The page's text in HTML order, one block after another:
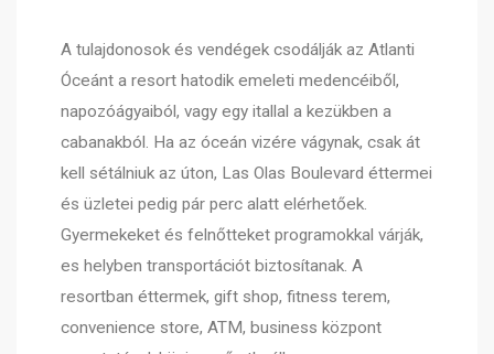
A tulajdonosok és vendégek csodálják az Atlanti
Óceánt a resort hatodik emeleti medencéiből,
napozóágyaiból, vagy egy itallal a kezükben a
cabanakból. Ha az óceán vizére vágynak, csak át
kell sétálniuk az úton, Las Olas Boulevard éttermei
és üzletei pedig pár perc alatt elérhetőek.
Gyermekeket és felnőtteket programokkal várják,
es helyben transportációt biztosítanak. A
resortban éttermek, gift shop, fitness terem,
convenience store, ATM, business központ